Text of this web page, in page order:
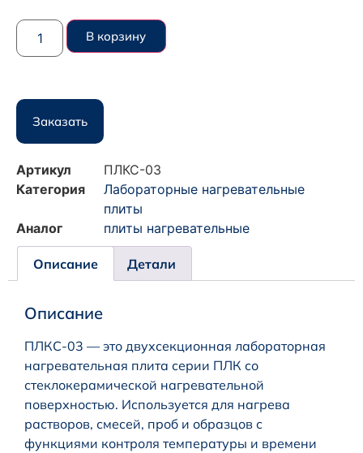
В корзину
Заказать
Артикул
ПЛКС-03
Категория
Лабораторные нагревательные
плиты
Аналог
плиты нагревательные
Описание Детали
Описание
ПЛКC-03 — это двухсекционная лабораторная
нагревательная плита серии ПЛК со
стеклокерамической нагревательной
поверхностью. Используется для нагрева
растворов, смесей, проб и образцов с
функциями контроля температуры и времени